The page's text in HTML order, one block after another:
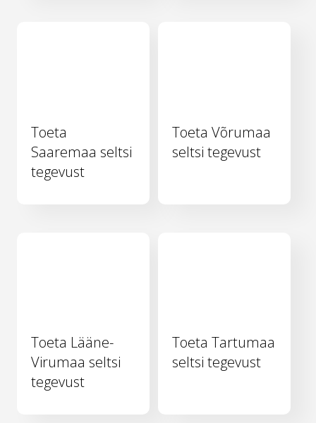
Toeta
Saaremaa seltsi
tegevust
Toeta Võrumaa
seltsi tegevust
Toeta Lääne-
Virumaa seltsi
tegevust
Toeta Tartumaa
seltsi tegevust